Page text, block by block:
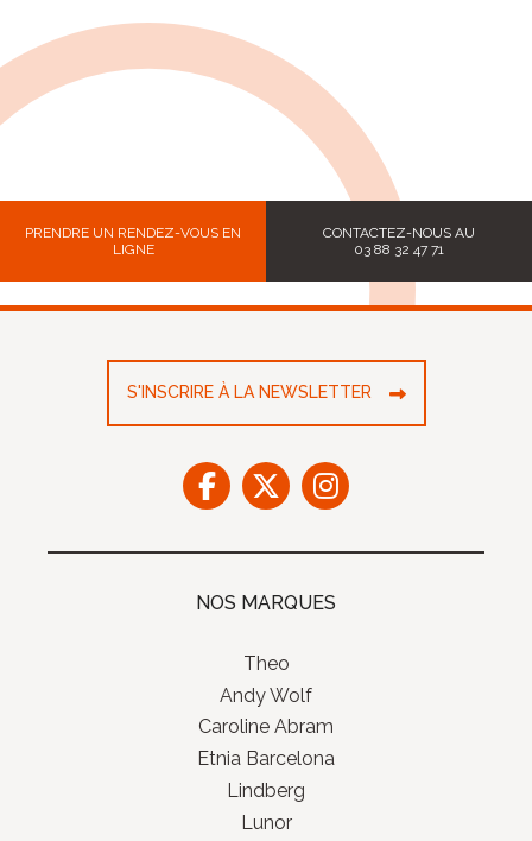
PRENDRE UN RENDEZ-VOUS EN
LIGNE
CONTACTEZ-NOUS AU
03 88 32 47 71
S'INSCRIRE À LA NEWSLETTER
NOS MARQUES
Theo
Andy Wolf
Caroline Abram
Etnia Barcelona
Lindberg
Lunor